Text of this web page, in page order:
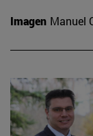
Imagen Manuel